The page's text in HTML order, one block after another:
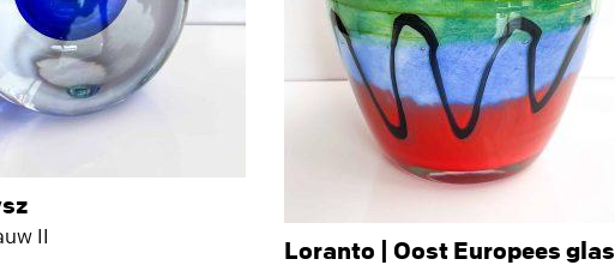
II Loranto | Oost Europees glas